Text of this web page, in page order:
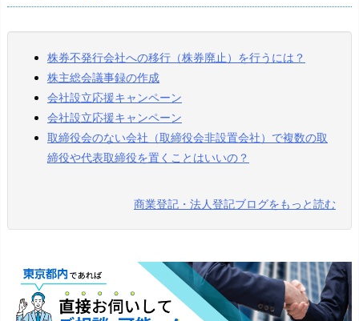
株券不発行会社への移行（株券廃止）を行うには？
株主総会議事録の作成
会社設立応援キャンペーン
会社設立応援キャンペーン
取締役会のない会社（取締役会非設置会社）で複数の取
締役や代表取締役を置くことはいいの？
商業登記・法人登記ブログをもっと読む